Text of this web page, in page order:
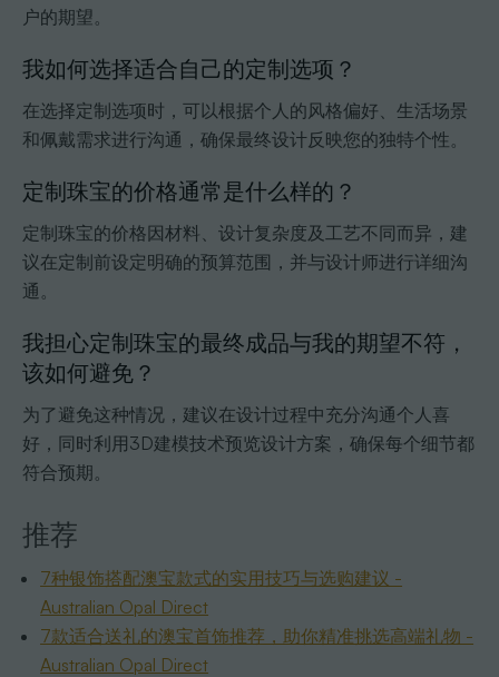
户的期望。
我如何选择适合自己的定制选项？
在选择定制选项时，可以根据个人的风格偏好、生活场景
和佩戴需求进行沟通，确保最终设计反映您的独特个性。
定制珠宝的价格通常是什么样的？
定制珠宝的价格因材料、设计复杂度及工艺不同而异，建
议在定制前设定明确的预算范围，并与设计师进行详细沟
通。
我担心定制珠宝的最终成品与我的期望不符，
该如何避免？
为了避免这种情况，建议在设计过程中充分沟通个人喜
好，同时利用3D建模技术预览设计方案，确保每个细节都
符合预期。
推荐
7种银饰搭配澳宝款式的实用技巧与选购建议 -
Australian Opal Direct
7款适合送礼的澳宝首饰推荐，助你精准挑选高端礼物 -
Australian Opal Direct